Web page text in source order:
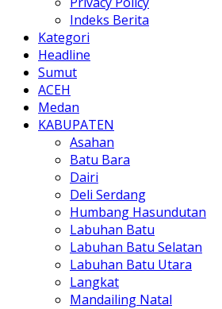
Indeks Berita
Kategori
Headline
Sumut
ACEH
Medan
KABUPATEN
Asahan
Batu Bara
Dairi
Deli Serdang
Humbang Hasundutan
Labuhan Batu
Labuhan Batu Selatan
Labuhan Batu Utara
Langkat
Mandailing Natal